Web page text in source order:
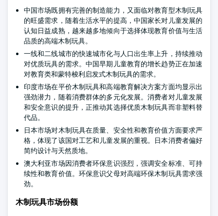
中国市场既拥有完善的制造能力，又面临对教育型木制玩具
的旺盛需求，随着生活水平的提高，中国家长对儿童发展的
认知日益成熟，越来越多地倾向于选择体现教育价值与生活
品质的高端木制玩具。
一线和二线城市的快速城市化与人口出生率上升，持续推动
对优质玩具的需求。中国早期儿童教育的增长趋势正在加速
对教育类和蒙特梭利启发式木制玩具的需求。
印度市场在平价木制玩具和高端教育解决方案方面均显示出
强劲潜力，随着消费群体的多元化发展。消费者对儿童发展
和安全意识的提升，正推动其选择优质木制玩具而非塑料替
代品。
日本市场对木制玩具在质量、安全性和教育价值方面要求严
格，体现了该国对工艺和儿童发展的重视。日本消费者偏好
简约设计与天然质地。
澳大利亚市场因消费者环保意识强烈，强调安全标准、可持
续性和教育价值。环保意识父母对高端环保木制玩具需求强
劲。
木制玩具市场份额